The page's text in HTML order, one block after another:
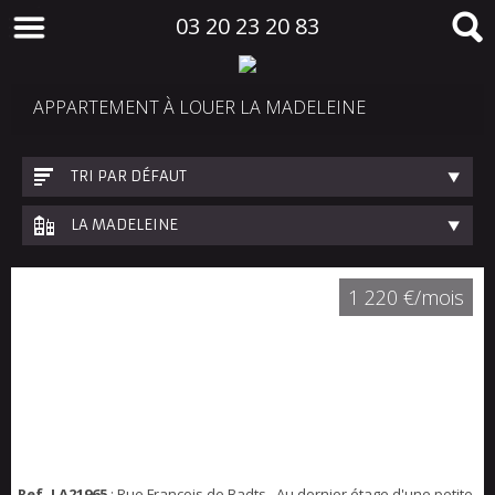
03 20 23 20 83
APPARTEMENT À LOUER LA MADELEINE
TRI PAR DÉFAUT
LA MADELEINE
1 220 €/mois